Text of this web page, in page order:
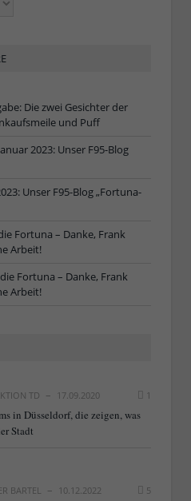
Die zwei Gesichter der
und Puff
2023: Unser F95-Blog
Unser F95-Blog „Fortuna-
Fortuna – Danke, Frank
Arbeit!
Fortuna – Danke, Frank
Arbeit!
TD 17.09.2020 1
in Düsseldorf, die zeigen, was
Stadt
BARTEL 10.12.2022 5